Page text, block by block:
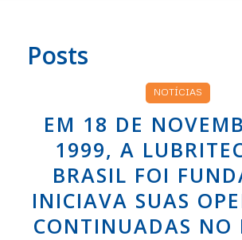
Posts
NOTÍCIAS
EM 18 DE
1999, A
BRASIL FOI
INICIAVA SUAS
CONTINUADAS NO